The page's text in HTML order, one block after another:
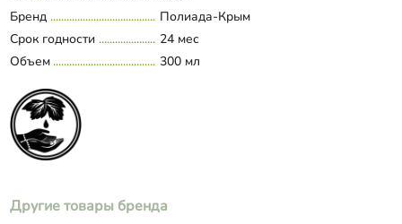
масло эфирное розовое натуральное,
бензоат натрия, сорбат калия,
краситель пищевой красный
очаровательный Е129
Бренд
Полиада-Крым
Срок годности
24 мес
Объем
300 мл
Другие товары бренда